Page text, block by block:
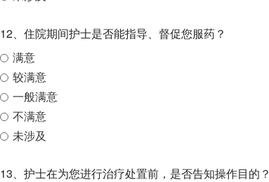
12、住院期间护士是否能指导、督促您服药？
满意
较满意
一般满意
不满意
未涉及
13、护士在为您进行治疗处置前，是否告知操作目的？